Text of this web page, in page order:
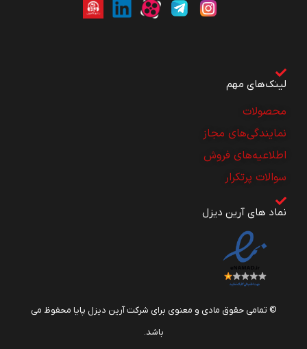
لینک‌های مهم
محصولات
نمایندگی‌های مجاز
اطلاعیه‌های فروش
سوالات پرتکرار
نماد های آرین دیزل
© تمامی حقوق مادی و معنوی برای شرکت آرین دیزل پایا محفوظ می
باشد.